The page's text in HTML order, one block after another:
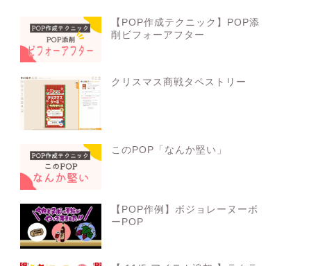
【POP作成テクニック】POP添
削ビフォーアフター
クリスマス商戦タペストリー
このPOP「なんか堅い」
【POP作例】ボジョレーヌーボ
ーPOP